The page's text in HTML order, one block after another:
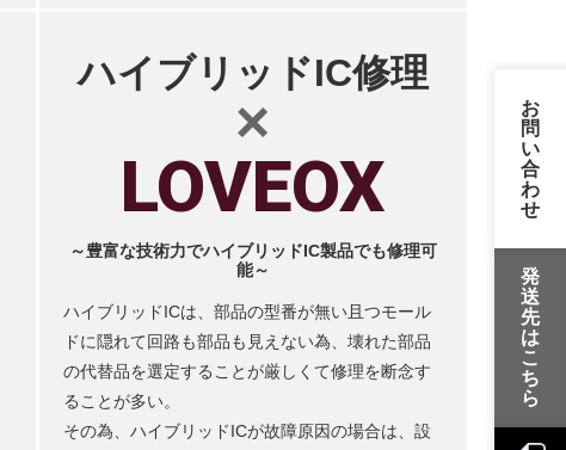
お
問
い
合
わ
せ
発
送
先
は
こ
ち
ら
ハイブリッドIC修理
×
LOVEOX
～豊富な技術力でハイブリッドIC製品でも修理可
能～
ハイブリッドICは、部品の型番が無い且つモール
ドに隠れて回路も部品も見えない為、壊れた部品
の代替品を選定することが厳しくて修理を断念す
ることが多い。
その為、ハイブリッドICが故障原因の場合は、設